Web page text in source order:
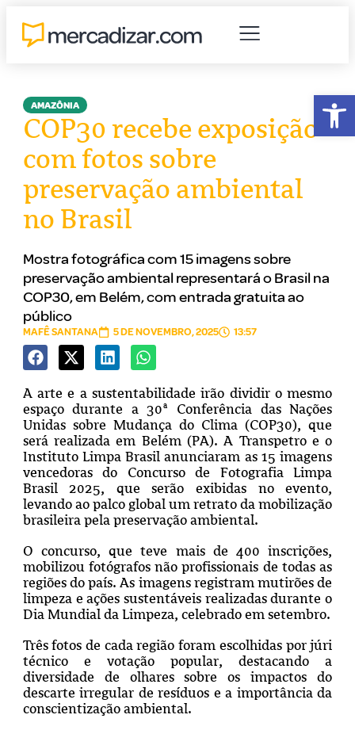
AMAZÔNIA
COP30 recebe exposição
com fotos sobre
preservação ambiental
no Brasil
Mostra fotográfica com 15 imagens sobre
preservação ambiental representará o Brasil na
COP30, em Belém, com entrada gratuita ao
público
MAFÊ SANTANA 5 DE NOVEMBRO, 2025 13:57
A arte e a sustentabilidade irão dividir o mesmo
espaço durante a 30ª Conferência das Nações
Unidas sobre Mudança do Clima (COP30), que
será realizada em Belém (PA). A Transpetro e o
Instituto Limpa Brasil anunciaram as 15 imagens
vencedoras do Concurso de Fotografia Limpa
Brasil 2025, que serão exibidas no evento,
levando ao palco global um retrato da mobilização
brasileira pela preservação ambiental.
O concurso, que teve mais de 400 inscrições,
mobilizou fotógrafos não profissionais de todas as
regiões do país. As imagens registram mutirões de
limpeza e ações sustentáveis realizadas durante o
Dia Mundial da Limpeza, celebrado em setembro.
Três fotos de cada região foram escolhidas por júri
técnico e votação popular, destacando a
diversidade de olhares sobre os impactos do
descarte irregular de resíduos e a importância da
conscientização ambiental.